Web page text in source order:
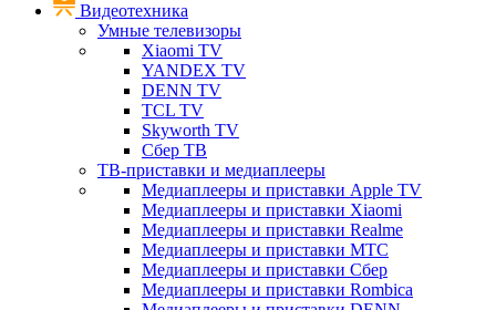
Видеотехника
Умные телевизоры
Xiaomi TV
YANDEX TV
DENN TV
TCL TV
Skyworth TV
Сбер ТВ
ТВ-приставки и медиаплееры
Медиаплееры и приставки Apple TV
Медиаплееры и приставки Xiaomi
Медиаплееры и приставки Realme
Медиаплееры и приставки МТС
Медиаплееры и приставки Сбер
Медиаплееры и приставки Rombica